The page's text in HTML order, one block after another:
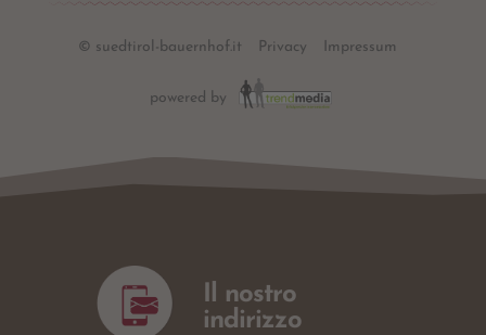
© suedtirol-bauernhof.it Privacy Impressum
powered by
Il nostro
indirizzo